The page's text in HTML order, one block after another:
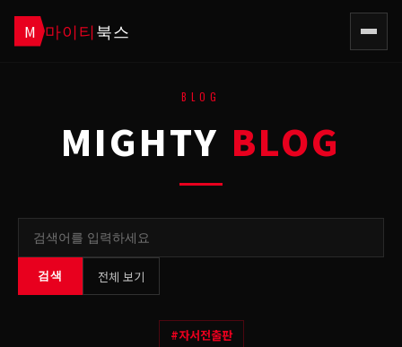
M 마이티북스
BLOG
MIGHTY BLOG
검색 전체 보기
#자서전출판